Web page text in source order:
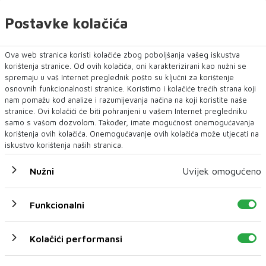
SPORT
završio kao fiasko
Postavke kolačića
Ova web stranica koristi kolačiće zbog poboljšanja vašeg iskustva
korištenja stranice. Od ovih kolačića, oni karakterizirani kao nužni se
spremaju u vaš Internet preglednik pošto su ključni za korištenje
osnovnih funkcionalnosti stranice. Koristimo i kolačiće trećih strana koji
nam pomažu kod analize i razumijevanja načina na koji koristite naše
stranice. Ovi kolačići će biti pohranjeni u vašem Internet pregledniku
samo s vašom dozvolom. Također, imate mogućnost onemogućavanja
korištenja ovih kolačića. Onemogućavanje ovih kolačića može utjecati na
iskustvo korištenja naših stranica.
Nužni Uvijek omogućeno
Funkcionalni
Kolačići performansi